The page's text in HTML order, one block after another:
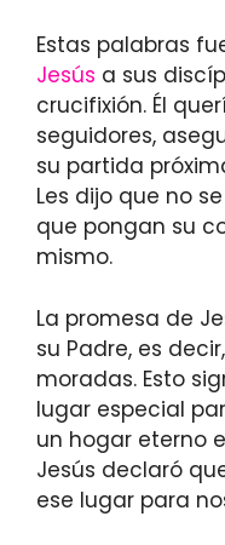
Estas palabras
Jesús a sus
crucifixión. Él
seguidores,
su partida
Les dijo que no
que pongan su
mismo.
La promesa de
su Padre, es
moradas. Esto
lugar especial
un hogar eterno
Jesús declaró
ese lugar para